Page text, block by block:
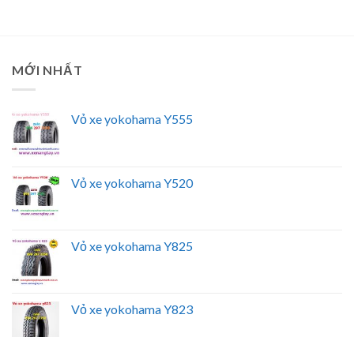
MỚI NHẤT
Vỏ xe yokohama Y555
Vỏ xe yokohama Y520
Vỏ xe yokohama Y825
Vỏ xe yokohama Y823